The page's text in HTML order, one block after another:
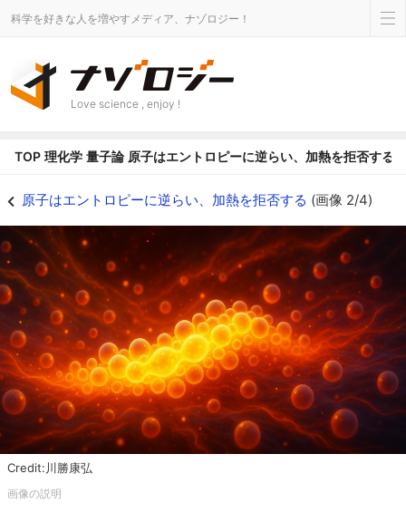
科学を好きな人を増やすメディア、ナゾロジー！
Love science , enjoy !
TOP 理化学 量子論 原子はエントロピーに逆らい、加熱を拒否する
原子はエントロピーに逆らい、加熱を拒否する (画像 2/4)
Credit:川勝康弘